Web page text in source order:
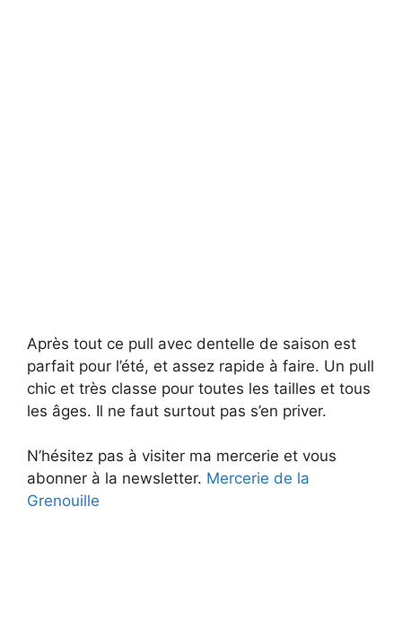
Après tout ce pull avec dentelle de saison est
parfait pour l’été, et assez rapide à faire. Un pull
chic et très classe pour toutes les tailles et tous
les âges. Il ne faut surtout pas s’en priver.
N’hésitez pas à visiter ma mercerie et vous
abonner à la newsletter. Mercerie de la
Grenouille